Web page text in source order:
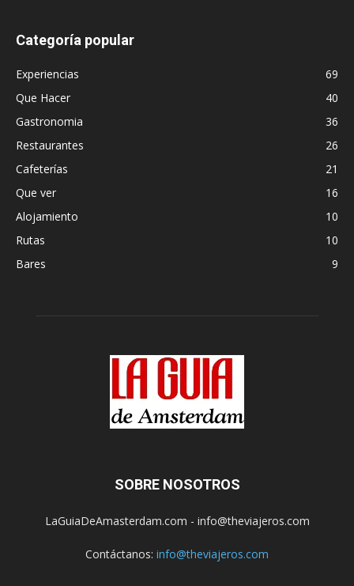
Categoría popular
Experiencias
69
Que Hacer
40
Gastronomia
36
Restaurantes
26
Cafeterías
21
Que ver
16
Alojamiento
10
Rutas
10
Bares
9
SOBRE NOSOTROS
LaGuiaDeAmasterdam.com - info@theviajeros.com
Contáctanos: info@theviajeros.com